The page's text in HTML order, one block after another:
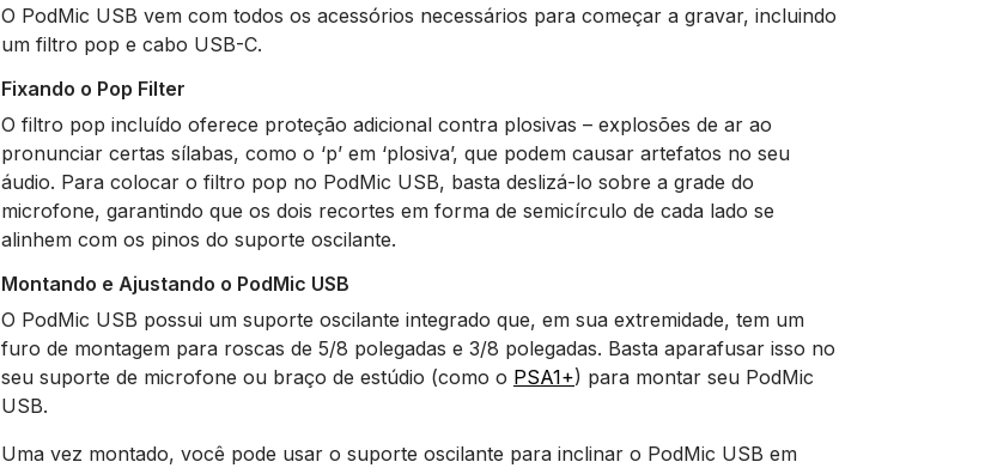
O PodMic USB vem com todos os acessórios necessários para começar a gravar, incluindo
um filtro pop e cabo USB-C.
Fixando o Pop Filter
O filtro pop incluído oferece proteção adicional contra plosivas – explosões de ar ao
pronunciar certas sílabas, como o ‘p’ em ‘plosiva’, que podem causar artefatos no seu
áudio. Para colocar o filtro pop no PodMic USB, basta deslizá-lo sobre a grade do
microfone, garantindo que os dois recortes em forma de semicírculo de cada lado se
alinhem com os pinos do suporte oscilante.
Montando e Ajustando o PodMic USB
O PodMic USB possui um suporte oscilante integrado que, em sua extremidade, tem um
furo de montagem para roscas de 5/8 polegadas e 3/8 polegadas. Basta aparafusar isso no
seu suporte de microfone ou braço de estúdio (como o PSA1+) para montar seu PodMic
USB.
Uma vez montado, você pode usar o suporte oscilante para inclinar o PodMic USB em